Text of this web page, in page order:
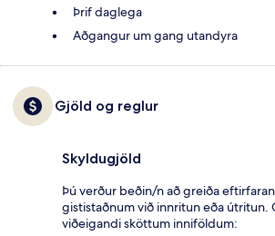
Þrif daglega
Aðgangur um gang utandyra
Gjöld og reglur
Skyldugjöld
Þú verður beðin/n að greiða
gististaðnum við innritun eða
viðeigandi sköttum inniföldum: